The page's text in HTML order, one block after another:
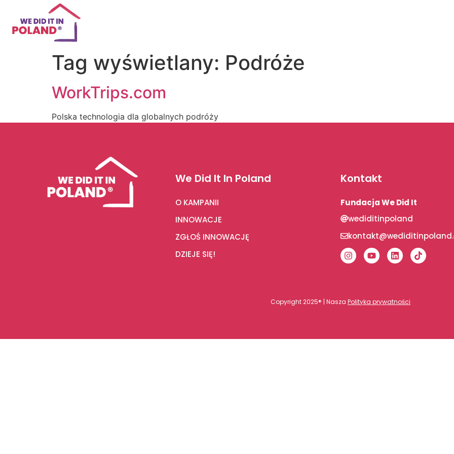
Tag wyświetlany: Podróże
WorkTrips.com
Polska technologia dla globalnych podróży
We Did It In Poland
O KAMPANII
INNOWACJE
ZGŁOŚ INNOWACJĘ
DZIEJE SIĘ!
Kontakt
Fundacja We Did It
wediditinpoland
Copyright 2025® | Nasza Polityka prywatności